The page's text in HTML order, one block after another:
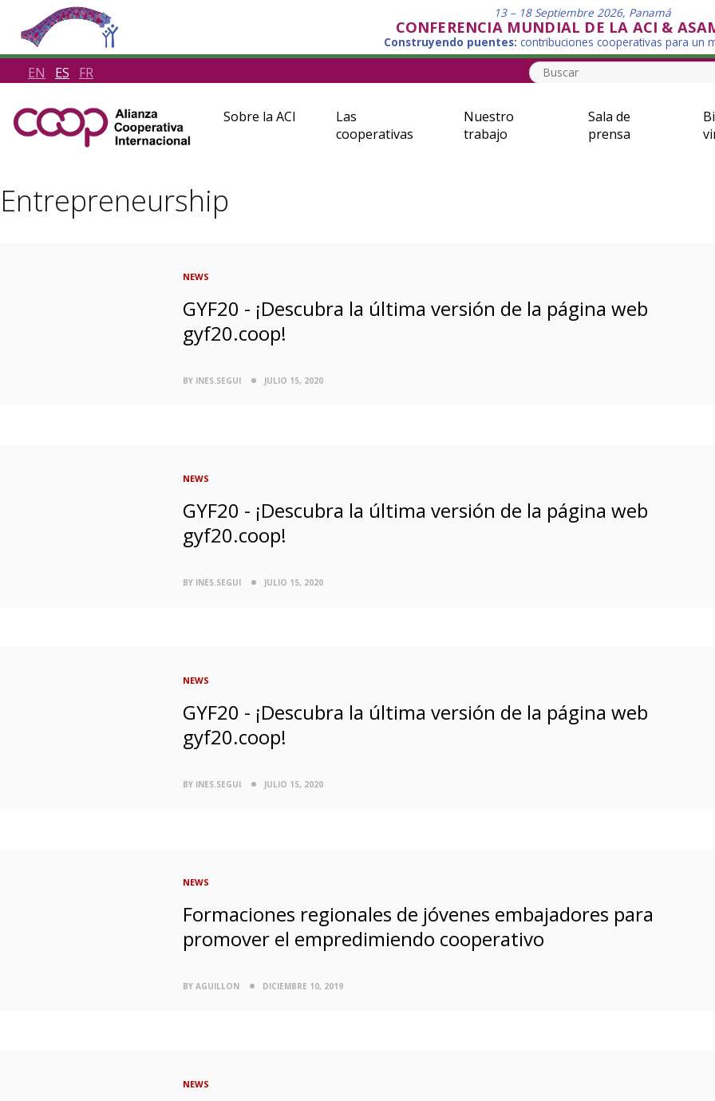
13 – 18 Septiembre 2026, Panamá
CONFERENCIA MUNDIAL DE LA ACI &
Construyendo puentes: contribuciones cooperativas para un
EN ES FR
Sobre la ACI
Las
cooperativas
Nuestro
trabajo
Sala de
prensa
Entrepreneurship
NEWS
GYF20 - ¡Descubra la última versión de la página web
gyf20.coop!
BY INES.SEGUI JULIO 15, 2020
NEWS
GYF20 - ¡Descubra la última versión de la página web
gyf20.coop!
BY INES.SEGUI JULIO 15, 2020
NEWS
GYF20 - ¡Descubra la última versión de la página web
gyf20.coop!
BY INES.SEGUI JULIO 15, 2020
NEWS
Formaciones regionales de jóvenes embajadores para
promover el empredimiendo cooperativo
BY AGUILLON DICIEMBRE 10, 2019
NEWS